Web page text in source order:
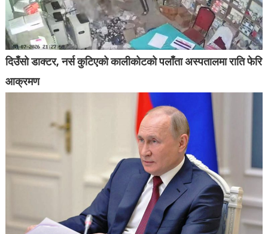
दिउँसो डाक्टर, नर्स कुटिएको कालीकोटको पलाँता अस्पतालमा राति फेरि
आक्रमण